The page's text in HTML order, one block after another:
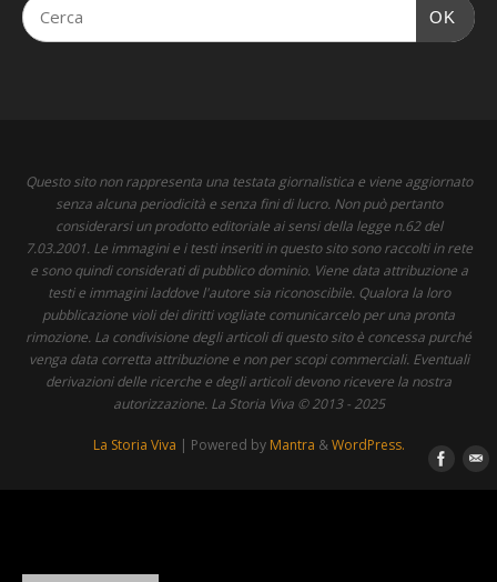
OK
Questo sito non rappresenta una testata giornalistica e viene aggiornato
senza alcuna periodicità e senza fini di lucro. Non può pertanto
considerarsi un prodotto editoriale ai sensi della legge n.62 del
7.03.2001. Le immagini e i testi inseriti in questo sito sono raccolti in rete
e sono quindi considerati di pubblico dominio. Viene data attribuzione a
testi e immagini laddove l'autore sia riconoscibile. Qualora la loro
pubblicazione violi dei diritti vogliate comunicarcelo per una pronta
rimozione. La condivisione degli articoli di questo sito è concessa purché
venga data corretta attribuzione e non per scopi commerciali. Eventuali
derivazioni delle ricerche e degli articoli devono ricevere la nostra
autorizzazione. La Storia Viva © 2013 - 2025
La Storia Viva | Powered by Mantra &WordPress.